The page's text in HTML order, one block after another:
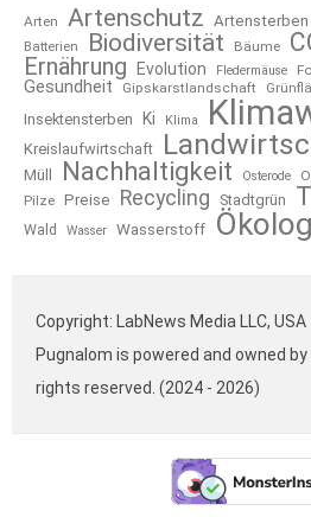
Arten Artenschutz Artensterben
Batterien
Biodiversität Bäume
Ernährung
Evolution Fledermäuse
Gesundheit Gipskarstlandschaft
Insektensterben Ki Klima
Kreislaufwirtschaft
Müll
Nachhaltigkeit Osterode
Pilze Preise Recycling Stadtgrün
Wald
Wasser Wasserstoff
Copyright: LabNews Media LLC, USA
Pugnalom is powered and owned by
rights reserved. (2024 - 2026)